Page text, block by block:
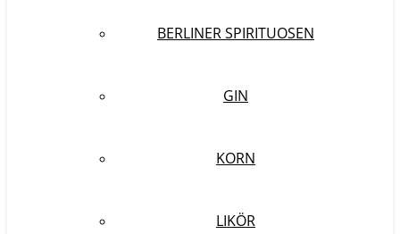
BERLINER SPIRITUOSEN
GIN
KORN
LIKÖR